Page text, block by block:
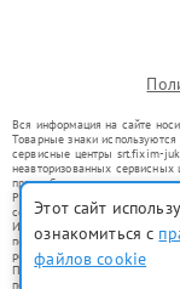
Вся информация на сайте
Товарные знаки
сервисные центры srt.fixim-
неавторизованных
правообладателями товарных
Ремонт осуществляется для
со статьей 1487 ГК РФ.
Использование товарных
потребителей в заблуждение,
ремонту техники указанных
Представленная на сайте
положениями Статьи 437(2)
Этот сайт
ознакомиться с
файлов cookie